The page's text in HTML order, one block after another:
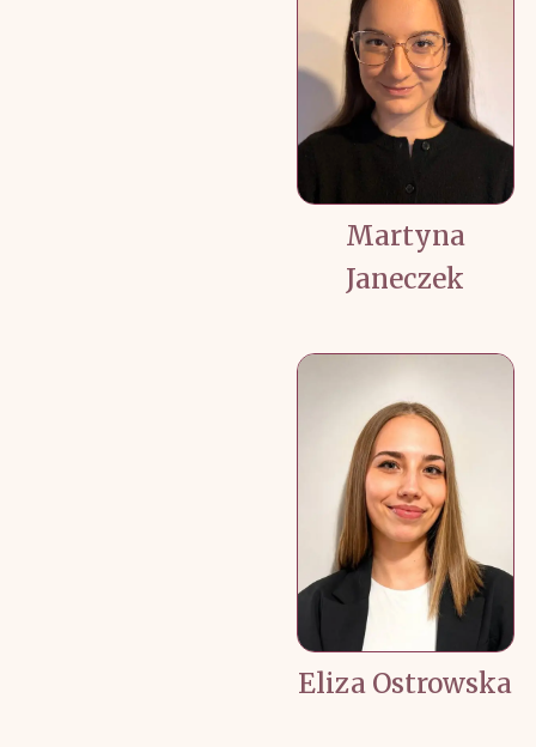
Martyna
Janeczek
Eliza Ostrowska